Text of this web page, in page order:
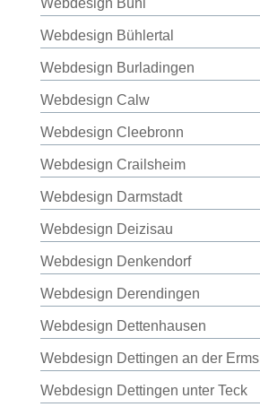
Webdesign Bühl
Webdesign Bühlertal
Webdesign Burladingen
Webdesign Calw
Webdesign Cleebronn
Webdesign Crailsheim
Webdesign Darmstadt
Webdesign Deizisau
Webdesign Denkendorf
Webdesign Derendingen
Webdesign Dettenhausen
Webdesign Dettingen an der Erms
Webdesign Dettingen unter Teck